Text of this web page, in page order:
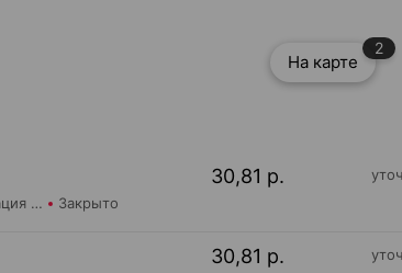
На карте
2
Витебское РУП Фармация Центральная районная аптека №16 Закрыто
30,81 р.
30,81 р.